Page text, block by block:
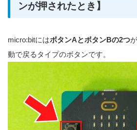
ンが押されたとき】
micro:bitにはボタンAとボタンBの2つ
動で戻るタイプのボタンです。